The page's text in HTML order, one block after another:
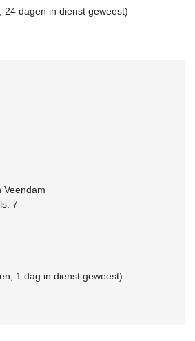
24 dagen in dienst geweest)
Veendam
7
1 dag in dienst geweest)